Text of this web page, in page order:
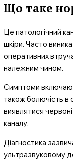
Що таке
Це патологічний
шкіри. Часто
оперативних
належним чином.
Симптоми
також болючість в
виявлятися
каналу.
Діагностика
ультразвуковому